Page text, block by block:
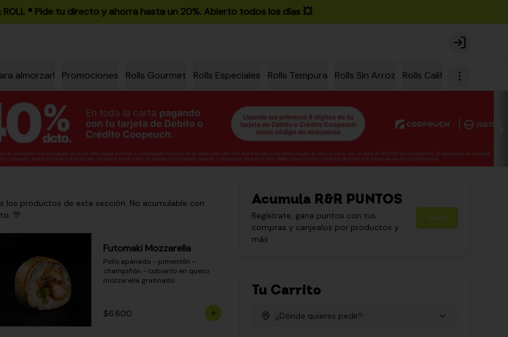
ROLL ®️ Pide tu directo y ahorra hasta un 20%. Abierto todos los días 💥
Login
almorzar! Promociones Rolls Gourmet Rolls Especiales Rolls Tempura Rolls Sin Arroz Rolls California
los productos de esta sección. No acumulable con
🎊
Futomaki Mozzarella
Pollo apanado - pimentón -
champiñón - cubierto en queso
mozzarella gratinado
$6.800
Acumula R&R PUNTOS
Regístrate, gana puntos con tus
compras y canjealos por productos y
más
Únete
Tu Carrito
¿Dónde quieres pedir?